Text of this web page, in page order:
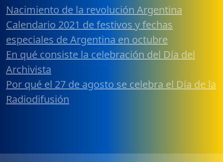
Nacimiento de la revolución Argentina
Calendario 2021 de festivos y fechas
especiales de Argentina en octubre
En qué consiste la celebración del Día del
Archivista
Por qué el 27 de agosto se celebra el Día de la
Radiodifusión